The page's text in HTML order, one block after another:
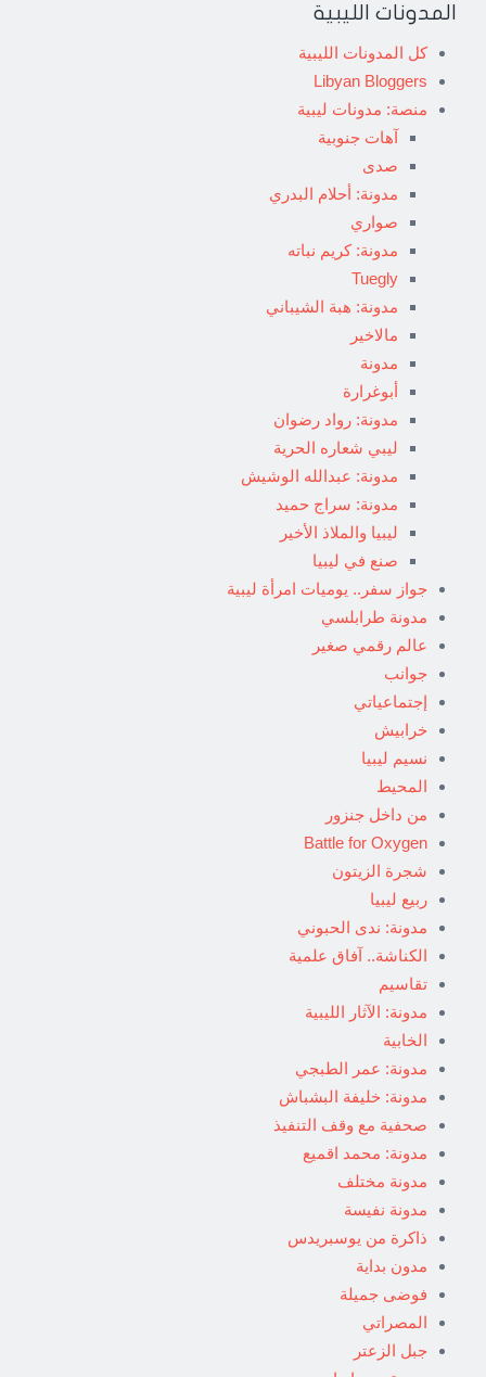
المدونات الليبية
كل المدونات الليبية
Libyan Bloggers
منصة: مدونات ليبية
آهات جنوبية
صدى
مدونة: أحلام البدري
صواري
مدونة: كريم نباته
Tuegly
مدونة: هبة الشيباني
مالاخير
مدونة
أبوغرارة
مدونة: رواد رضوان
ليبي شعاره الحرية
مدونة: عبدالله الوشيش
مدونة: سراج حميد
ليبيا والملاذ الأخير
صنع في ليبيا
جواز سفر.. يوميات امرأة ليبية
مدونة طرابلسي
عالم رقمي صغير
جوانب
إجتماعياتي
خرابيش
نسيم ليبيا
المحيط
من داخل جنزور
Battle for Oxygen
شجرة الزيتون
ربيع ليبيا
مدونة: ندى الحبوني
الكناشة.. آفاق علمية
تقاسيم
مدونة: الآثار الليبية
الخابية
مدونة: عمر الطبجي
مدونة: خليفة البشباش
صحفية مع وقف التنفيذ
مدونة: محمد اقميع
مدونة مختلف
مدونة نفيسة
ذاكرة من يوسبريدس
مدون بداية
فوضى جميلة
المصراتي
جبل الزعتر